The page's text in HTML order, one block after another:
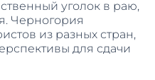
уголок в раю,
Черногория
из разных стран,
для сдачи